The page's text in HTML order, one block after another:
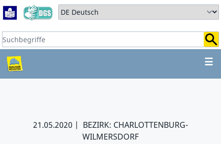
Zum Hauptbereich springen
Zum Hauptmenü springen
Sprache auswählen:
Suchbegriffe:
☰
ZUM HAUPTBEREICH
21.05.2020
BEZIRK: CHARLOTTENBURG-
WILMERSDORF